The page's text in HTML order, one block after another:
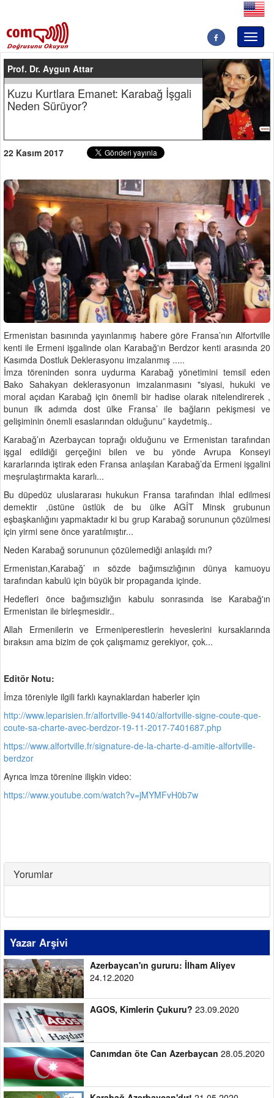
Prof. Dr. Aygun Attar
Kuzu Kurtlara Emanet: Karabağ İşgali
Neden Sürüyor?
22 Kasım 2017
Ermenistan basınında yayınlanmış habere göre Fransa’nın Alfortville
kenti ile Ermeni işgalinde olan Karabağ'ın Berdzor kenti arasında 20
Kasımda Dostluk Deklerasyonu imzalanmış .....
İmza töreninden sonra uydurma Karabağ yönetimini temsil eden
Bako Sahakyan deklerasyonun imzalanmasını "siyasi, hukuki ve
moral açıdan Karabağ için önemli bir hadise olarak nitelendirerek ,
bunun ilk adımda dost ülke Fransa’ ile bağların pekişmesi ve
gelişiminin önemli esaslarından olduğunu” kaydetmiş..
Karabağ’ın Azerbaycan toprağı olduğunu ve Ermenistan tarafından
işgal edildiği gerçeğini bilen ve bu yönde Avrupa Konseyi
kararlarında iştirak eden Fransa anlaşılan Karabağ’da Ermeni işgalini
meşrulaştırmakta kararlı...
Bu düpedüz uluslararası hukukun Fransa tarafından ihlal edilmesi
demektir ,üstüne üstlük de bu ülke AGİT Minsk grubunun
eşbaşkanlığını yapmaktadır ki bu grup Karabağ sorununun çözülmesi
için yirmi sene önce yaratılmıştır...
Neden Karabağ sorununun çözülemediği anlaşıldı mı?
Ermenistan,Karabağ’ ın sözde bağımsızlığının dünya kamuoyu
tarafından kabulü için büyük bir propaganda içinde.
Hedefleri önce bağımsızlığın kabulu sonrasında ise Karabağ'ın
Ermenistan ile birleşmesidir..
Allah Ermenilerin ve Ermeniperestlerin heveslerini kursaklarında
bıraksın ama bizim de çok çalışmamız gerekiyor, çok...
Editör Notu:
İmza töreniyle ilgili farklı kaynaklardan haberler için
http://www.leparisien.fr/alfortville-94140/alfortville-signe-coute-que-
coute-sa-charte-avec-berdzor-19-11-2017-7401687.php
https://www.alfortville.fr/signature-de-la-charte-d-amitie-alfortville-
berdzor
Ayrıca imza törenine ilişkin video:
https://www.youtube.com/watch?v=jMYMFvH0b7w
Yorumlar
Yazar Arşivi
Azerbaycan'ın gururu: İlham Aliyev
24.12.2020
AGOS, Kimlerin Çukuru? 23.09.2020
Canımdan öte Can Azerbaycan 28.05.2020